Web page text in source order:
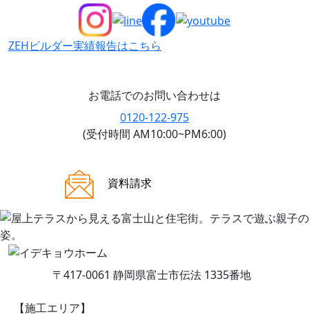
ZEHビルダー実績報告はこちら
お電話でのお問い合わせは
0120-122-975
(受付時間 AM10:00~PM6:00)
資料請求
〒417-0061 静岡県富士市伝法 1335番地
【施工エリア】